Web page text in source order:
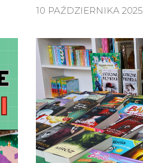
10 PAŹDZIERNIKA 2025